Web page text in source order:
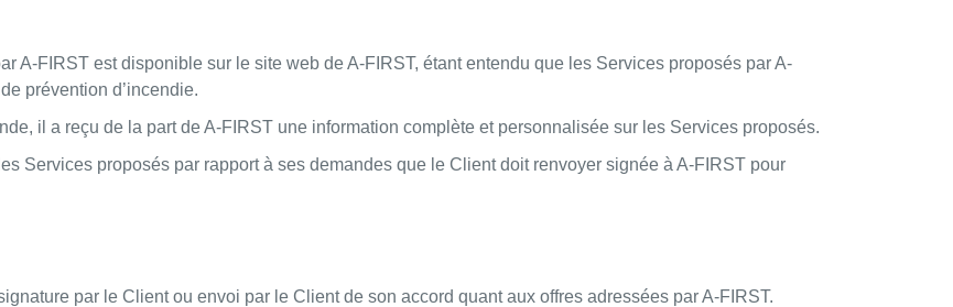
A-FIRST est disponible sur le site web de A-FIRST, étant entendu que les Services proposés par A-
prévention d’incendie.
il a reçu de la part de A-FIRST une information complète et personnalisée sur les Services proposés.
Services proposés par rapport à ses demandes que le Client doit renvoyer signée à A-FIRST pour
par le Client ou envoi par le Client de son accord quant aux offres adressées par A-FIRST.